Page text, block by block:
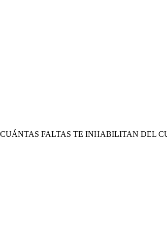
FALTAS TE INHABILITAN DEL